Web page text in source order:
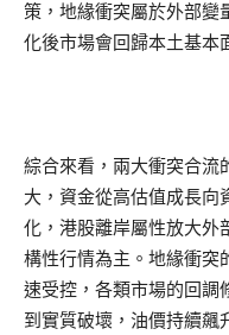
策，地緣衝突屬於外部變
化後市場會回歸本土基本
綜合來看，兩大衝突合流
大，資金從高估值成長向
化，港股離岸屬性放大外
構性行情為主。地緣衝突
速受控，各類市場的回調
到實質破壞，油價持續飆